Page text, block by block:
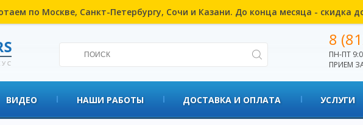
по Москве, Санкт-Петербургу, Сочи и Казани. До конца месяца - скидка
8
ПН-ПТ
ПРИЕМ
ВИДЕО НАШИ РАБОТЫ ДОСТАВКА И ОПЛАТА УСЛУГИ